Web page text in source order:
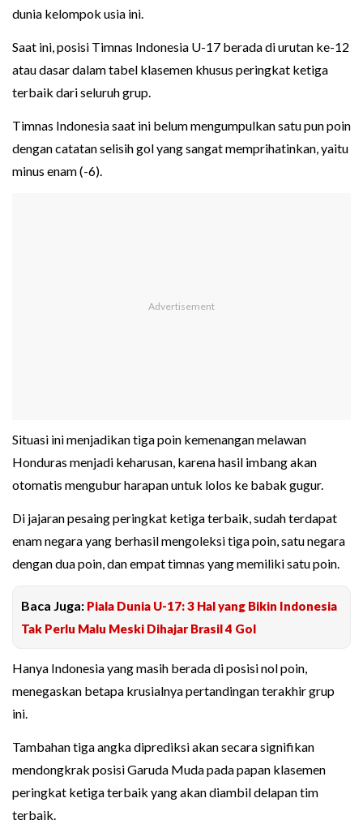
dunia kelompok usia ini.
Saat ini, posisi Timnas Indonesia U-17 berada di urutan ke-12
atau dasar dalam tabel klasemen khusus peringkat ketiga
terbaik dari seluruh grup.
Timnas Indonesia saat ini belum mengumpulkan satu pun poin
dengan catatan selisih gol yang sangat memprihatinkan, yaitu
minus enam (-6).
Situasi ini menjadikan tiga poin kemenangan melawan
Honduras menjadi keharusan, karena hasil imbang akan
otomatis mengubur harapan untuk lolos ke babak gugur.
Di jajaran pesaing peringkat ketiga terbaik, sudah terdapat
enam negara yang berhasil mengoleksi tiga poin, satu negara
dengan dua poin, dan empat timnas yang memiliki satu poin.
Baca Juga: Piala Dunia U-17: 3 Hal yang Bikin Indonesia
Tak Perlu Malu Meski Dihajar Brasil 4 Gol
Hanya Indonesia yang masih berada di posisi nol poin,
menegaskan betapa krusialnya pertandingan terakhir grup
ini.
Tambahan tiga angka diprediksi akan secara signifikan
mendongkrak posisi Garuda Muda pada papan klasemen
peringkat ketiga terbaik yang akan diambil delapan tim
terbaik.